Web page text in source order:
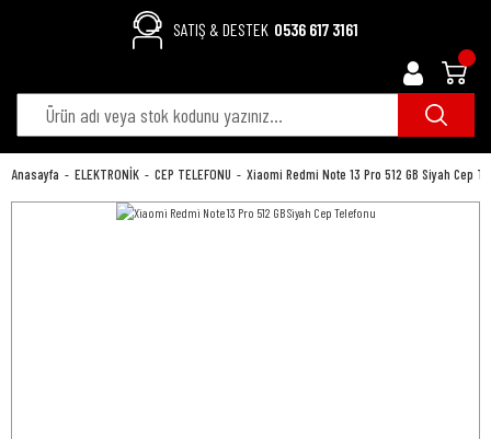
SATIŞ & DESTEK 0536 617 3161
Anasayfa ELEKTRONİK CEP TELEFONU Xiaomi Redmi Note 13 Pro 512 GB Siyah Cep